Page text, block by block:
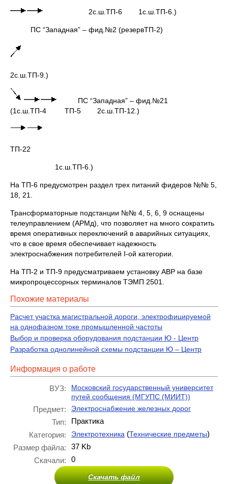
2с.ш.ТП-6 1с.ш.ТП-6.)
ПС “Западная” – фид.№2 (резервТП-2)
2с.ш.ТП-9.)
ПС “Западная” – фид.№21
(1с.ш.ТП-4 ТП-5 2с.ш.ТП-12.)
ТП-22
1с.ш.ТП-6.)
На ТП-6 предусмотрен раздел трех питаний фидеров №№ 5,
18, 21.
Трансформаторные подстанции №№ 4, 5, 6, 9 оснащены
телеуправлением (АРМд), что позволяет на много сократить
время оперативных переключений в аварийных ситуациях,
что в свое время обеспечивает надежность
электроснабжения потребителей I-ой категории.
На ТП-2 и ТП-9 предусматриваем установку АВР на базе
микропроцессорных терминалов ТЭМП 2501.
Похожие материалы
Расчет участка магистральной дороги, электрофицируемой
на однофазном токе промышленной частоты
Выбор и проверка оборудования подстанции Ю - Центр
Разработка однолинейной схемы подстанции Ю – Центр
Информация о работе
ВУЗ:
Московский государственный университет
путей сообщения (МГУПС (МИИТ))
Предмет: Электроснабжение железных дорог
Тип:
Практика
Категория:
Электротехника (Технические предметы)
Размер файла:
37 Kb
Скачали:
0
Скачать файл